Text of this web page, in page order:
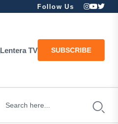
Follow Us
Lentera TV SUBSCRIBE